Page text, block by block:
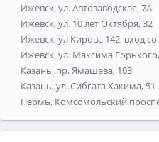
Ижевск, ул. Автозаводская, 7А
Ижевск, ул. 10 лет Октября, 32
Ижевск, ул Кирова 142, вход
Ижевск, ул. Максима
Казань, пр. Ямашева, 103
Казань, ул. Сибгата Хакима, 51
Пермь, Комсомольский